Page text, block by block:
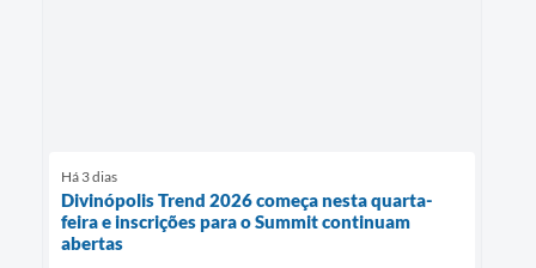
Há 3 dias
Divinópolis Trend 2026 começa nesta quarta-
feira e inscrições para o Summit continuam
abertas